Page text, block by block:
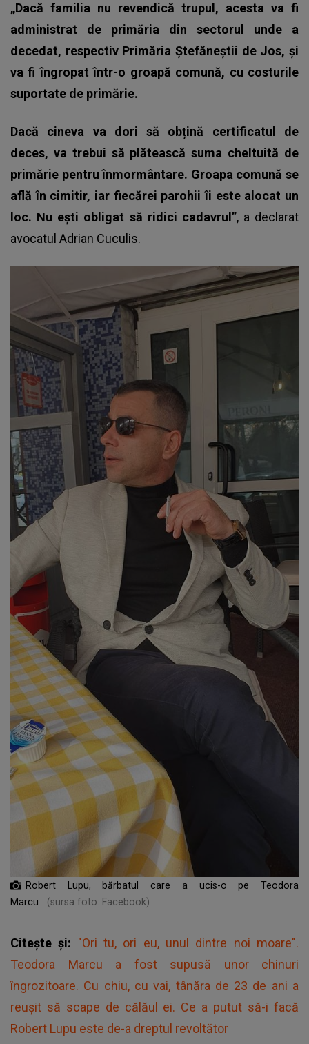
„Dacă familia nu revendică trupul, acesta va fi
administrat de primăria din sectorul unde a
decedat, respectiv Primăria Ștefăneștii de Jos, și
va fi îngropat într-o groapă comună, cu costurile
suportate de primărie.
Dacă cineva va dori să obțină certificatul de
deces, va trebui să plătească suma cheltuită de
primărie pentru înmormântare. Groapa comună se
află în cimitir, iar fiecărei parohii îi este alocat un
loc. Nu ești obligat să ridici cadavrul”, a declarat
avocatul Adrian Cuculis.
Robert Lupu, bărbatul care a ucis-o pe Teodora
Marcu
(sursa foto: Facebook)
Citește și: "Ori tu, ori eu, unul dintre noi moare".
Teodora Marcu a fost supusă unor chinuri
îngrozitoare. Cu chiu, cu vai, tânăra de 23 de ani a
reușit să scape de călăul ei. Ce a putut să-i facă
Robert Lupu este de-a dreptul revoltător